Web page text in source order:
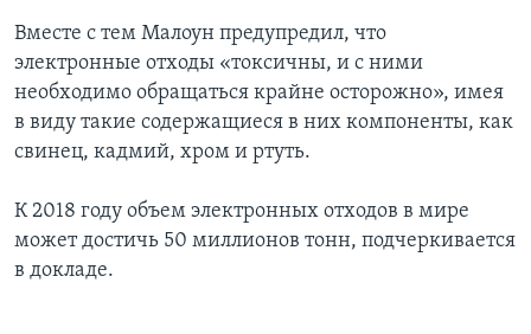
Вместе с тем Малоун предупредил, что
электронные отходы «токсичны, и с ними
необходимо обращаться крайне осторожно», имея
в виду такие содержащиеся в них компоненты, как
свинец, кадмий, хром и ртуть.
К 2018 году объем электронных отходов в мире
может достичь 50 миллионов тонн, подчеркивается
в докладе.